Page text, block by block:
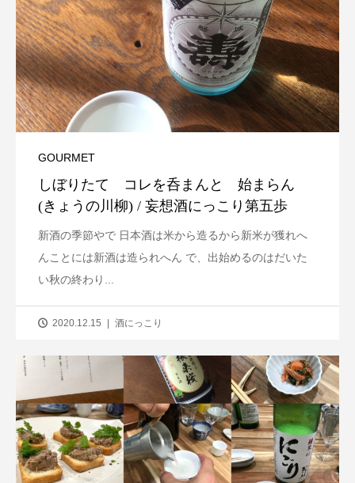
GOURMET
しぼりたて コレを呑まんと 始まらん
(きょうの川柳) / 妄想酒にっこり第五歩
新酒の季節やで 日本酒は米から造るから新米が獲れへ
んことには新酒は造られへん で、出始めるのはだいた
い秋の終わり...
2020.12.15 酒にっこり